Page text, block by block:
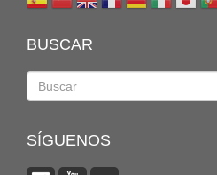
BUSCAR
SÍGUENOS